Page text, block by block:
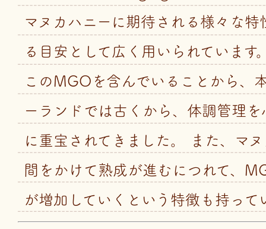
マヌカハニーに期待される様々な特
る目安として広く用いられています
このMGOを含んでいることから、
ーランドでは古くから、体調管理
に重宝されてきました。 また、マ
間をかけて熟成が進むにつれて、
が増加していくという特徴も持って